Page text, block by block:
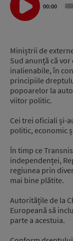
Audio
Player
00:00
Miniștrii de
Sud anunță că
inalienabile, în
principiile
popoarelor la
viitor politic.
Cei trei oficiali și-
politic, economic
În timp ce
independenței,
regiunea prin
mai bine plătite.
Autoritățile de la
Europeană să
parte a acestuia.